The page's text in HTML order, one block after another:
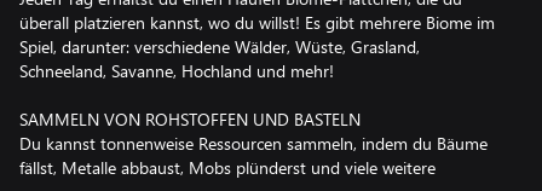
überall platzieren kannst, wo du willst! Es gibt mehrere Biome im
Spiel, darunter: verschiedene Wälder, Wüste, Grasland,
Schneeland, Savanne, Hochland und mehr!
SAMMELN VON ROHSTOFFEN UND BASTELN
Du kannst tonnenweise Ressourcen sammeln, indem du Bäume
fällst, Metalle abbaust, Mobs plünderst und viele weitere